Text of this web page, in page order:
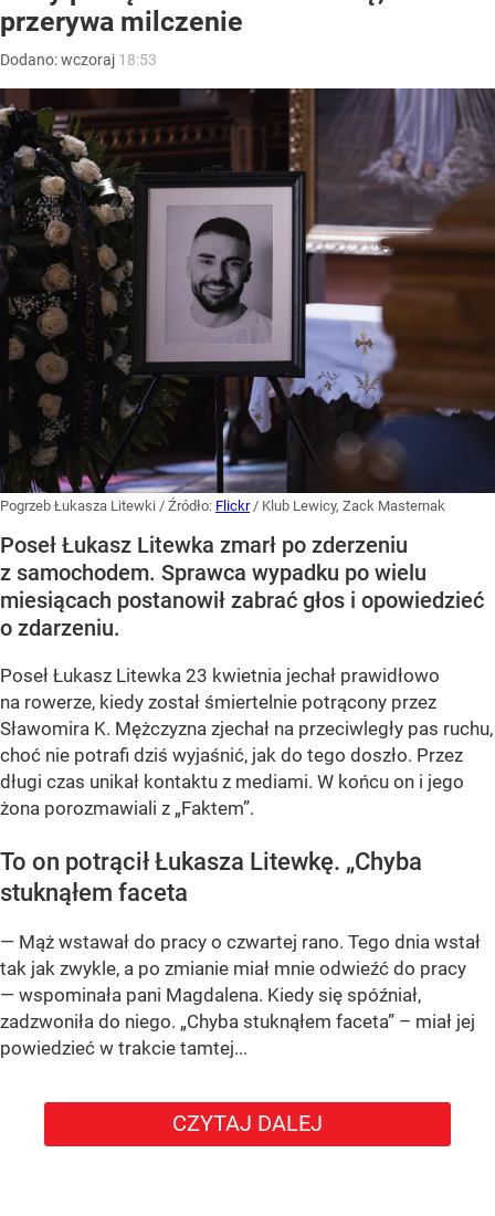
przerywa milczenie
Dodano:wczoraj 18:53
Pogrzeb Łukasza Litewki / Źródło: Flickr / Klub Lewicy, Zack Masternak
Poseł Łukasz Litewka zmarł po zderzeniu
z samochodem. Sprawca wypadku po wielu
miesiącach postanowił zabrać głos i opowiedzieć
o zdarzeniu.
Poseł Łukasz Litewka 23 kwietnia jechał prawidłowo
na rowerze, kiedy został śmiertelnie potrącony przez
Sławomira K. Mężczyzna zjechał na przeciwległy pas ruchu,
choć nie potrafi dziś wyjaśnić, jak do tego doszło. Przez
długi czas unikał kontaktu z mediami. W końcu on i jego
żona porozmawiali z „Faktem”.
To on potrącił Łukasza Litewkę. „Chyba
stuknąłem faceta
— Mąż wstawał do pracy o czwartej rano. Tego dnia wstał
tak jak zwykle, a po zmianie miał mnie odwieźć do pracy
— wspominała pani Magdalena. Kiedy się spóźniał,
zadzwoniła do niego. „Chyba stuknąłem faceta” – miał jej
powiedzieć w trakcie tamtej...
CZYTAJ DALEJ